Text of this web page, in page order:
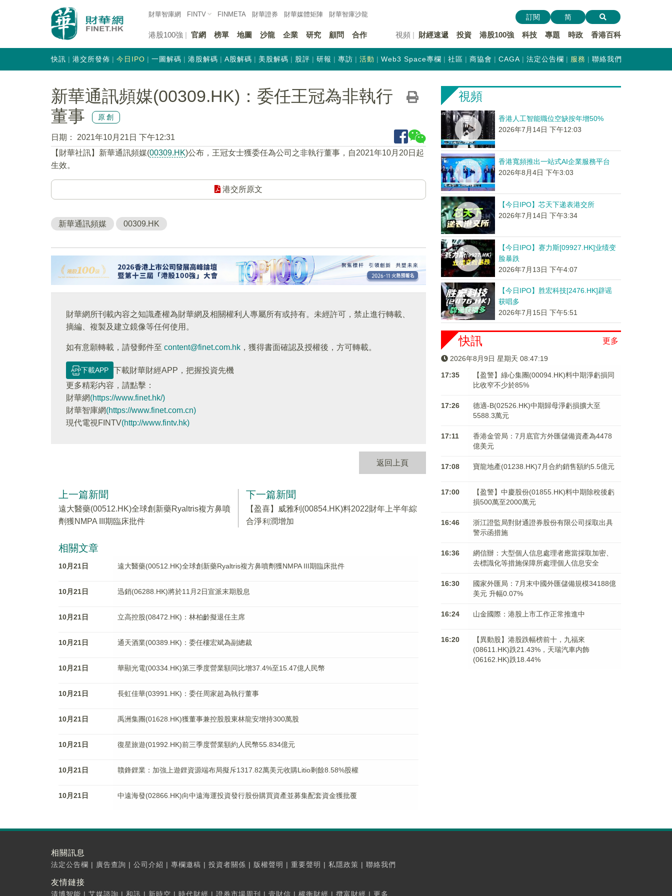
財華智庫網 FINTV FINMETA 財華證券 財華媒體矩陣 財華智庫沙龍
港股100強 官網 榜單 地圖 沙龍 企業 研究 顧問 合作 視頻 財經速遞 投資 港股100強 科技 專題 時政 香港百科
訂閱 简
快訊 港交所發佈 今日IPO 一圖解碼 港股解碼 A股解碼 美股解碼 股評 研報 專訪 活動 Web3 Space專欄 社區 商協會 CAGA 法定公告欄 服務 聯絡我們
新華通訊頻媒(00309.HK)：委任王冠為非執行
董事
原創
日期：
2021年10月21日 下午12:31
【財華社訊】新華通訊頻媒(00309.HK)公布，王冠女士獲委任為公司之非執行董事，自2021年10月20日起
生效。
港交所原文
新華通訊頻媒 00309.HK
財華網所刊載內容之知識產權為財華網及相關權利人專屬所有或持有。未經許可，禁止進行轉載、
摘編、複製及建立鏡像等任何使用。
如有意願轉載，請發郵件至 content@finet.com.hk ，獲得書面確認及授權後，方可轉載。
下載APP
下載財華財經APP，把握投資先機
更多精彩内容，請點擊：
財華網(https://www.finet.hk/)
財華智庫網(https://www.finet.com.cn)
現代電視FINTV(http://www.fintv.hk)
返回上頁
上一篇新聞
遠大醫藥(00512.HK)全球創新藥Ryaltris複方鼻噴
劑獲NMPA III期臨床批件
下一篇新聞
【盈喜】威雅利(00854.HK)料2022財年上半年綜
合淨利潤增加
相關文章
10月21日 遠大醫藥(00512.HK)全球創新藥Ryaltris複方鼻噴劑獲NMPA III期臨床批件
10月21日 迅銷(06288.HK)將於11月2日宣派末期股息
10月21日 立高控股(08472.HK)：林柏齡擬退任主席
10月21日 通天酒業(00389.HK)：委任樓宏斌為副總裁
10月21日 華顯光電(00334.HK)第三季度營業額同比增37.4%至15.47億人民幣
10月21日 長虹佳華(03991.HK)：委任周家超為執行董事
10月21日 禹洲集團(01628.HK)獲董事兼控股股東林龍安增持300萬股
10月21日 復星旅遊(01992.HK)前三季度營業額約人民幣55.834億元
10月21日 贛鋒鋰業：加強上遊鋰資源端布局擬斥1317.82萬美元收購Litio剩餘8.58%股權
10月21日 中遠海發(02866.HK)向中遠海運投資發行股份購買資產並募集配套資金獲批覆
視頻
香港人工智能職位空缺按年增50%
2026年7月14日 下午12:03
香港寬頻推出一站式AI企業服務平台
2026年8月4日 下午3:03
【今日IPO】芯天下递表港交所
2026年7月14日 下午3:34
【今日IPO】赛力斯[09927.HK]业绩变
脸暴跌
2026年7月13日 下午4:07
【今日IPO】胜宏科技[2476.HK]辟谣
获唱多
2026年7月15日 下午5:51
更多
快訊
2026年8月9日 星期天 08:47:20
17:35
【盈警】綠心集團(00094.HK)料中期淨虧損同
比收窄不少於85%
17:26
德適-B(02526.HK)中期歸母淨虧損擴大至
5588.3萬元
17:11
香港金管局：7月底官方外匯儲備資產為4478
億美元
17:08 寶龍地產(01238.HK)7月合約銷售額約5.5億元
17:00
【盈警】中慶股份(01855.HK)料中期除稅後虧
損500萬至2000萬元
16:46
浙江證監局對財通證券股份有限公司採取出具
警示函措施
16:36
網信辦：大型個人信息處理者應當採取加密、
去標識化等措施保障所處理個人信息安全
16:30
國家外匯局：7月末中國外匯儲備規模34188億
美元 升幅0.07%
16:24 山金國際：港股上市工作正常推進中
16:20
【異動股】港股跌幅榜前十，九福來
(08611.HK)跌21.43%，天瑞汽車内飾
(06162.HK)跌18.44%
相關訊息
法定公告欄 | 廣告查詢 | 公司介紹 | 專欄邀稿 | 投資者關係 | 版權聲明 | 重要聲明 | 私隱政策 | 聯絡我們
友情鏈接
清博智能 | 艾媒諮詢 | 和訊 | 新時空 | 時代財經 | 證券市場周刊 | 壹財信 | 權衡財經 | 攬富財經 | 更多...